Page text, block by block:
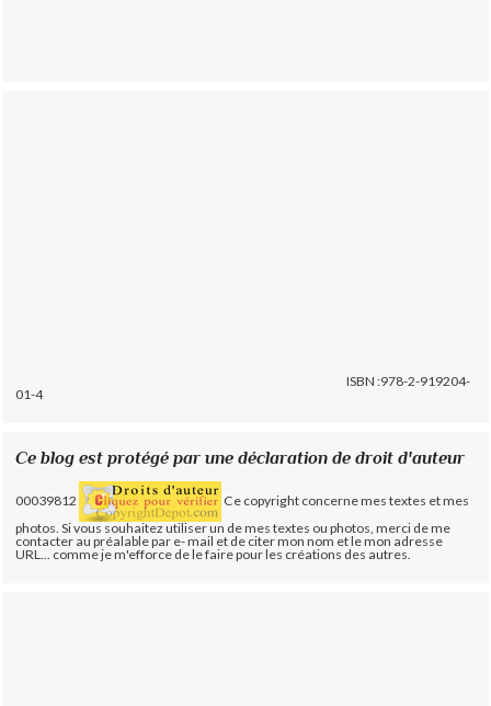
ISBN :978-2-919204-
01-4
Ce blog est protégé par une déclaration de droit d'auteur
00039812
Ce copyright concerne mes textes et mes
photos. Si vous souhaitez utiliser un de mes textes ou photos, merci de me
contacter au préalable par e- mail et de citer mon nom et le mon adresse
URL... comme je m'efforce de le faire pour les créations des autres.